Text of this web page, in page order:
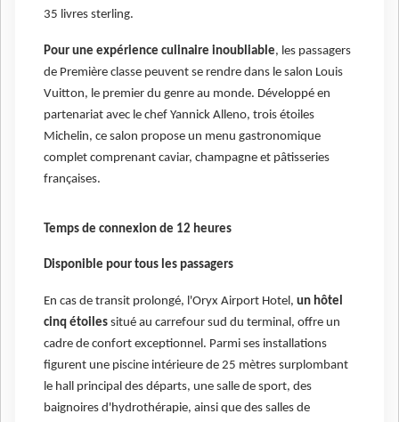
35 livres sterling.
Pour une expérience culinaire inoubliable, les passagers
de Première classe peuvent se rendre dans le salon Louis
Vuitton, le premier du genre au monde. Développé en
partenariat avec le chef Yannick Alleno, trois étoiles
Michelin, ce salon propose un menu gastronomique
complet comprenant caviar, champagne et pâtisseries
françaises.
Temps de connexion de 12 heures
Disponible pour tous les passagers
En cas de transit prolongé, l'Oryx Airport Hotel, un hôtel
cinq étoiles situé au carrefour sud du terminal, offre un
cadre de confort exceptionnel. Parmi ses installations
figurent une piscine intérieure de 25 mètres surplombant
le hall principal des départs, une salle de sport, des
baignoires d'hydrothérapie, ainsi que des salles de